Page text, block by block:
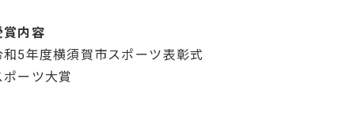
賞内容
和5年度横須賀市スポーツ表彰式
ポーツ大賞